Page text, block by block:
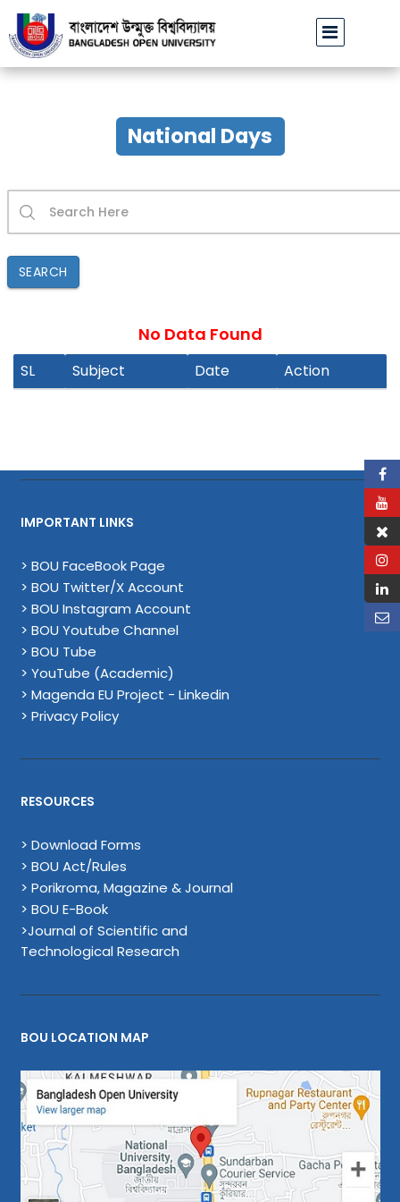
বাউবি উপাচার্যের পরিচয়ে প্রতারণার চেষ্টা: সর্বসাধারণকে সতর্ক থাকার
National Days
SEARCH
No Data Found
SL Subject Date Action
IMPORTANT LINKS
> BOU FaceBook Page
> BOU Twitter/X Account
> BOU Instagram Account
> BOU Youtube Channel
> BOU Tube
> YouTube (Academic)
> Magenda EU Project - Linkedin
> Privacy Policy
RESOURCES
> Download Forms
> BOU Act/Rules
> Porikroma, Magazine & Journal
> BOU E-Book
>Journal of Scientific and
Technological Research
BOU LOCATION MAP